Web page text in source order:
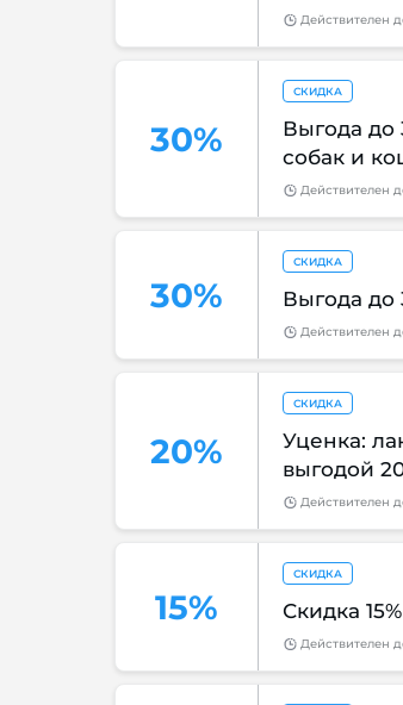
Действителен
30%
СКИДКА
Выгода до
собак и
Действителен
30%
СКИДКА
Выгода до
Действителен
20%
СКИДКА
Уценка:
выгодой
Действителен
15%
СКИДКА
Скидка
Действителен